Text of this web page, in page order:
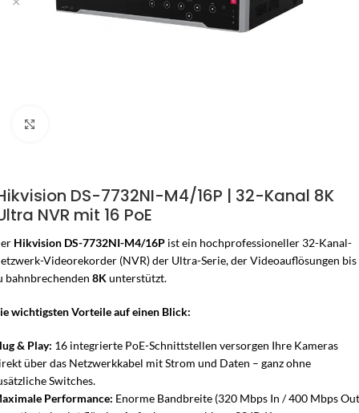
DS-7732NI-M4/16P | 32-Kanal 8K
NVR mit 16 PoE
Hikvision DS-7732NI-M4/16P ist ein hochprofessioneller 32-Kanal-
Videorekorder (NVR) der Ultra-Serie, der Videoauflösungen bis
bahnbrechenden 8Kunterstützt.
wichtigsten Vorteile auf einen Blick:
& Play: 16 integrierte PoE-Schnittstellen versorgen Ihre Kameras
über das Netzwerkkabel mit Strom und Daten – ganz ohne
Switches.
Performance: Enorme Bandbreite (320 Mbps In / 400 Mbps